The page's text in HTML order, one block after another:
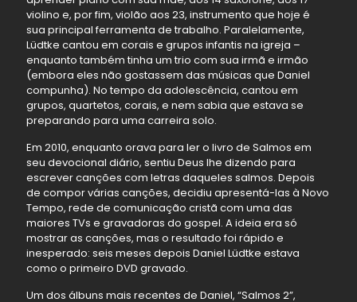
violino e, por fim, violão aos 23, instrumento que hoje é
sua principal ferramenta de trabalho. Paralelamente,
Lüdtke cantou em corais e grupos infantis na igreja –
enquanto também tinha um trio com sua irmã e irmão
(embora eles não gostassem das músicas que Daniel
compunha). No tempo da adolescência, cantou em
grupos, quartetos, corais, e nem sabia que estava se
preparando para uma carreira solo.
Em 2010, enquanto orava para ler o livro de Salmos em
seu devocional diário, sentiu Deus lhe dizendo para
escrever canções com letras daqueles salmos. Depois
de compor várias canções, decidiu apresentá-las à Novo
Tempo, rede de comunicação cristã com uma das
maiores TVs e gravadoras do gospel. A ideia era só
mostrar as canções, mas o resultado foi rápido e
inesperado: seis meses depois Daniel Lüdtke estava
como o primeiro DVD gravado.
Um dos álbuns mais recentes de Daniel, “Salmos 2”,